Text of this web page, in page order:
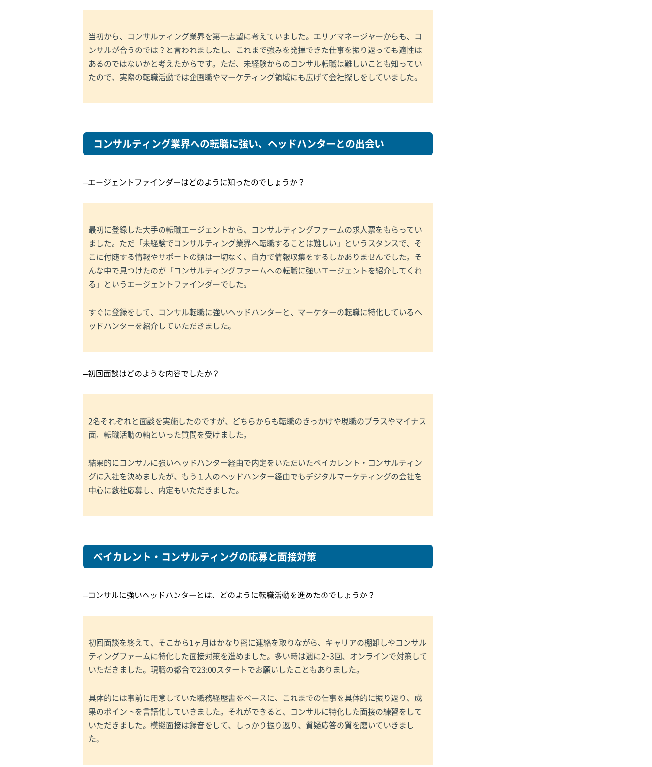
当初から、コンサルティング業界を第一志望に考えていました。エリアマネージャーからも、コ
ンサルが合うのでは？と言われましたし、これまで強みを発揮できた仕事を振り返っても適性は
あるのではないかと考えたからです。ただ、未経験からのコンサル転職は難しいことも知ってい
たので、実際の転職活動では企画職やマーケティング領域にも広げて会社探しをしていました。
コンサルティング業界への転職に強い、ヘッドハンターとの出会い
–エージェントファインダーはどのように知ったのでしょうか？
最初に登録した大手の転職エージェントから、コンサルティングファームの求人票をもらってい
ました。ただ「未経験でコンサルティング業界へ転職することは難しい」というスタンスで、そ
こに付随する情報やサポートの類は一切なく、自力で情報収集をするしかありませんでした。そ
んな中で見つけたのが「コンサルティングファームへの転職に強いエージェントを紹介してくれ
る」というエージェントファインダーでした。
すぐに登録をして、コンサル転職に強いヘッドハンターと、マーケターの転職に特化しているヘ
ッドハンターを紹介していただきました。
–初回面談はどのような内容でしたか？
2名それぞれと面談を実施したのですが、どちらからも転職のきっかけや現職のプラスやマイナス
面、転職活動の軸といった質問を受けました。
結果的にコンサルに強いヘッドハンター経由で内定をいただいたベイカレント・コンサルティン
グに入社を決めましたが、もう１人のヘッドハンター経由でもデジタルマーケティングの会社を
中心に数社応募し、内定もいただきました。
ベイカレント・コンサルティングの応募と面接対策
–コンサルに強いヘッドハンターとは、どのように転職活動を進めたのでしょうか？
初回面談を終えて、そこから1ヶ月はかなり密に連絡を取りながら、キャリアの棚卸しやコンサル
ティングファームに特化した面接対策を進めました。多い時は週に2~3回、オンラインで対策して
いただきました。現職の都合で23:00スタートでお願いしたこともありました。
具体的には事前に用意していた職務経歴書をベースに、これまでの仕事を具体的に振り返り、成
果のポイントを言語化していきました。それができると、コンサルに特化した面接の練習をして
いただきました。模擬面接は録音をして、しっかり振り返り、質疑応答の質を磨いていきまし
た。